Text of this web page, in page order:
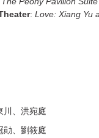
: Love: Xiang Yu
、洪宛庭
、劉筱庭